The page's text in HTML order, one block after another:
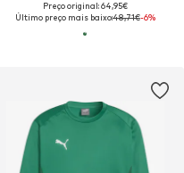
Preço original: 64,95€
Último preço mais baixo:48,71€-6%